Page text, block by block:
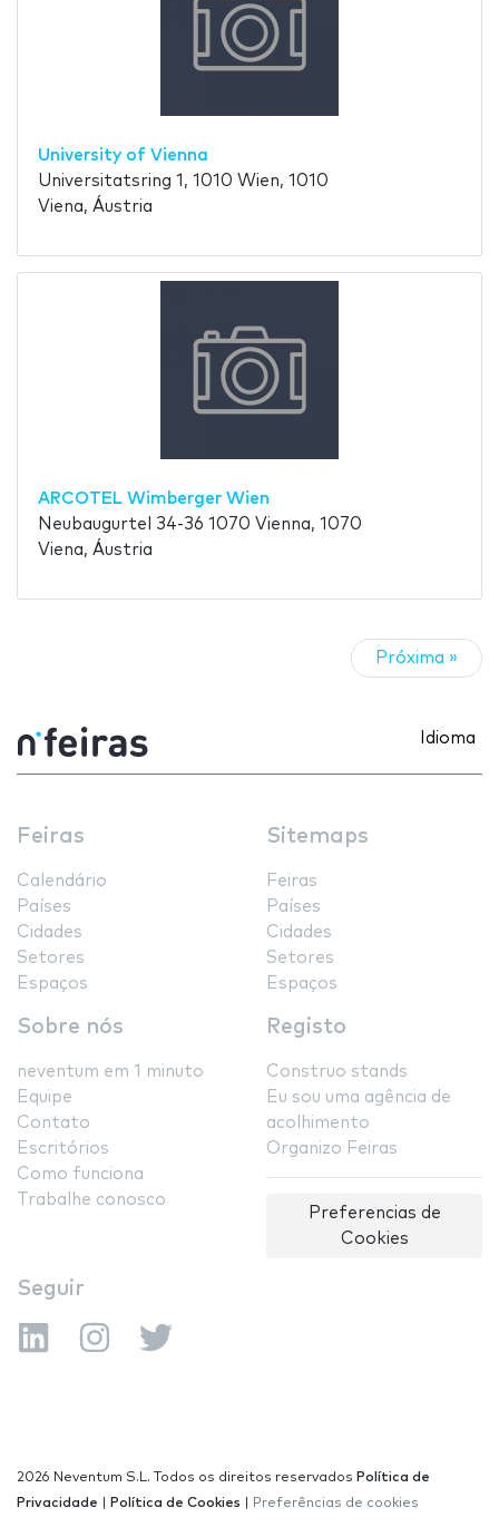
University of Vienna
Universitatsring 1, 1010 Wien, 1010
Viena, Áustria
ARCOTEL Wimberger Wien
Neubaugurtel 34-36 1070 Vienna, 1070
Viena, Áustria
Próxima »
Idioma
Feiras
Calendário
Países
Cidades
Setores
Espaços
Sitemaps
Feiras
Países
Cidades
Setores
Espaços
Sobre nós
neventum em 1 minuto
Equipe
Contato
Escritórios
Como funciona
Trabalhe conosco
Registo
Construo stands
Eu sou uma agência de
acolhimento
Organizo Feiras
Preferencias de
Cookies
Seguir
2026 Neventum S.L. Todos os direitos reservados Política de
Privacidade
Política de Cookies Preferências de cookies